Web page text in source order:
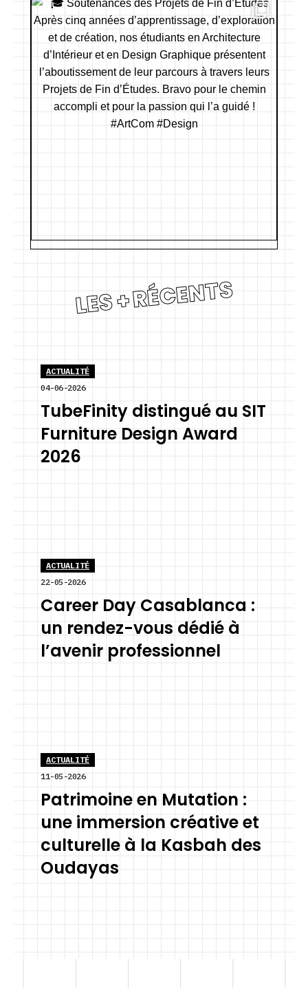
LES + RÉCENTS
ACTUALITÉ
04-06-2026
TubeFinity distingué au SIT
Furniture Design Award
2026
ACTUALITÉ
22-05-2026
Career Day Casablanca :
un rendez-vous dédié à
l’avenir professionnel
ACTUALITÉ
11-05-2026
Patrimoine en Mutation :
une immersion créative et
culturelle à la Kasbah des
Oudayas